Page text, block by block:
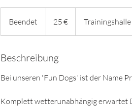
Beendet
e
n
e
25 €
Beschreibung
Bei unseren 'Fun Dogs' ist der Name
Komplett wetterunabhängig erwartet